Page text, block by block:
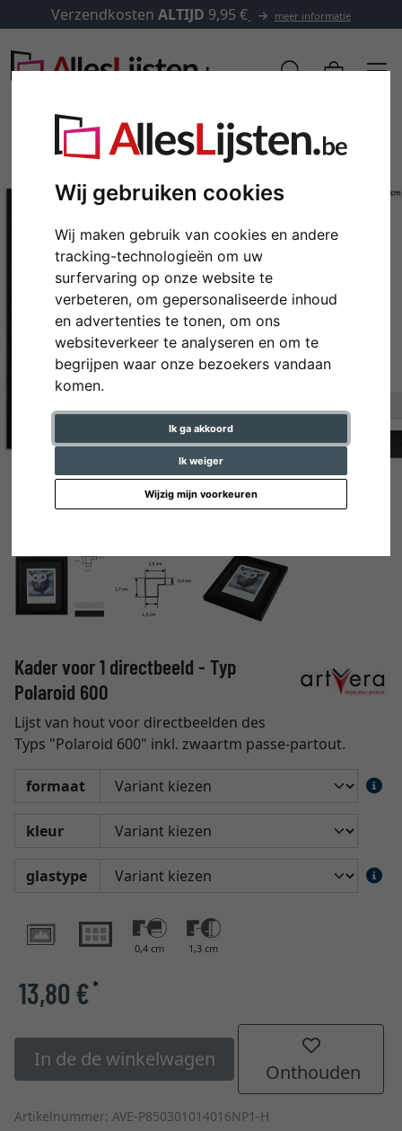
Wij gebruiken cookies
Wij maken gebruik van cookies en andere
tracking-technologieën om uw
surfervaring op onze website te
verbeteren, om gepersonaliseerde inhoud
en advertenties te tonen, om ons
websiteverkeer te analyseren en om te
begrijpen waar onze bezoekers vandaan
komen.
Ik ga akkoord
Ik weiger
Wijzig mijn voorkeuren
Verzendkosten ALTIJD 9,95 € meer informatie
Terug
Kader voor 1 directbeeld - Typ
Polaroid 600
Lijst van hout voor directbeelden des
Typs "Polaroid 600" inkl. zwaartm passe-partout.
formaat
kleur
glastype
0,4 cm 1,3 cm
13,80 €*
In de de winkelwagen
Onthouden
Artikelnummer: AVE-P850301014016NP1-H